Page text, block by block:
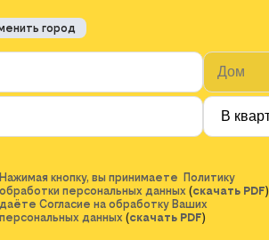
город
Нажимая кнопку, вы принимаете Политику
обработки персональных данных (скачать PDF)
даёте Согласие на обработку Ваших
персональных данных (скачать PDF)